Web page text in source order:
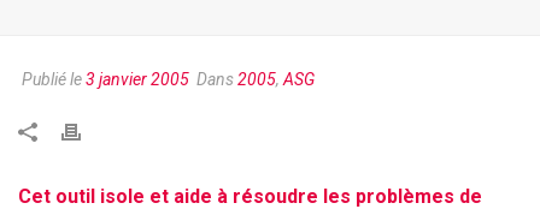
Publié le3 janvier 2005 Dans2005, ASG
Cet outil isole et aide à résoudre les problèmes de